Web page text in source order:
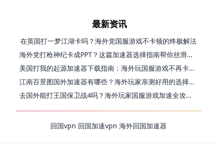
最新资讯
在英国打一梦江湖卡吗？海外党国服游戏不卡顿的终极解法
海外党打枪神纪卡成PPT？这篇加速器选择指南帮你丝滑上分
美国打我的起源加速器下载指南：海外玩国服游戏不再卡的终极方案
江南百景图国外加速器有哪些？海外玩家亲测好用的选择与避坑指南
去国外能打王国保卫战4吗？海外玩家国服游戏加速全攻略（附公主连结幻想江湖实测）
回国vpn 回国加速vpn 海外回国加速器